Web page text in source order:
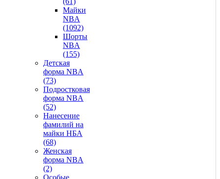
Майки
NBA
(1092)
Шорты
NBA
(155)
Детская
форма NBA
(73)
Подростковая
форма NBA
(52)
Нанесение
фамилий на
майки НБА
(68)
Женская
форма NBA
(2)
Особые